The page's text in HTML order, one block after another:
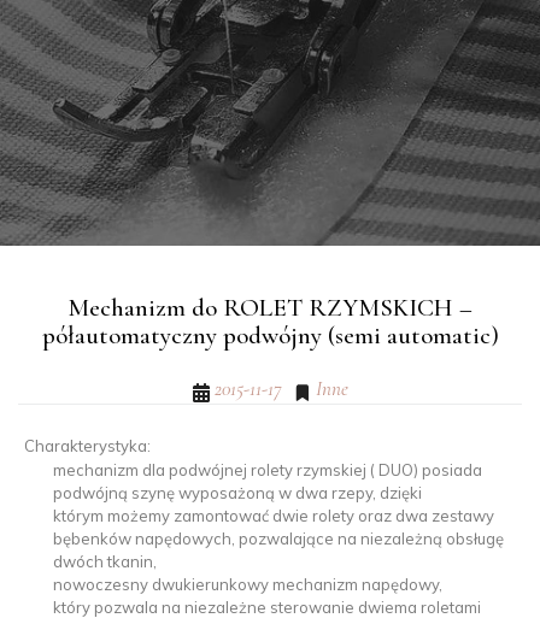
Mechanizm do ROLET RZYMSKICH –
półautomatyczny podwójny (semi automatic)
2015-11-17 Inne
Charakterystyka:
mechanizm dla podwójnej rolety rzymskiej ( DUO) posiada
podwójną szynę wyposażoną w dwa rzepy, dzięki
którym możemy zamontować dwie rolety oraz dwa zestawy
bębenków napędowych, pozwalające na niezależną obsługę
dwóch tkanin,
nowoczesny dwukierunkowy mechanizm napędowy,
który pozwala na niezależne sterowanie dwiema roletami